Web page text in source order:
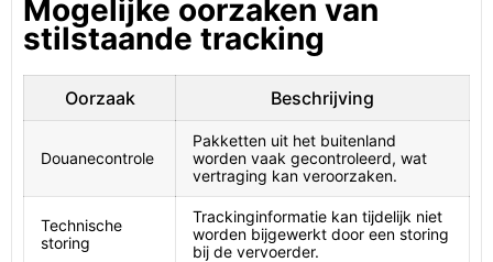
Mogelijke oorzaken van
stilstaande tracking
Oorzaak Beschrijving
Douanecontrole
Pakketten uit het buitenland
worden vaak gecontroleerd, wat
vertraging kan veroorzaken.
Technische
storing
Trackinginformatie kan tijdelijk niet
worden bijgewerkt door een storing
bij de vervoerder.